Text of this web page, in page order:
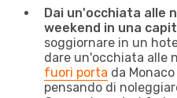
Dai un'occhiata alle
weekend in una
soggiornare in un
dare un'occhiata alle
fuori porta da
pensando di